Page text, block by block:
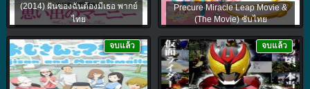
(2014) ฝันของฉันต้องมีเธอ พากย์
ไทย
Precure Miracle Leap Movie &
(The Movie) ซับไทย
จบแล้ว จบแล้ว